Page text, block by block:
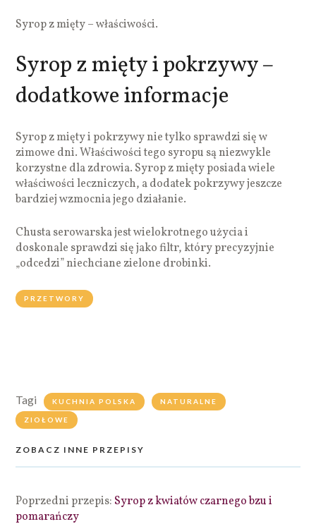
Syrop z mięty – właściwości.
Syrop z mięty i pokrzywy –
dodatkowe informacje
Syrop z mięty i pokrzywy nie tylko sprawdzi się w
zimowe dni. Właściwości tego syropu są niezwykle
korzystne dla zdrowia. Syrop z mięty posiada wiele
właściwości leczniczych, a dodatek pokrzywy jeszcze
bardziej wzmocnia jego działanie.
Chusta serowarska jest wielokrotnego użycia i
doskonale sprawdzi się jako filtr, który precyzyjnie
„odcedzi” niechciane zielone drobinki.
PRZETWORY
Tagi KUCHNIA POLSKA NATURALNE
ZIOŁOWE
ZOBACZ INNE PRZEPISY
Poprzedni przepis: Syrop z kwiatów czarnego bzu i
pomarańczy